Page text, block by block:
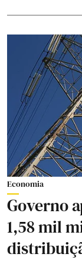
Economia
Governo
1,58 mil